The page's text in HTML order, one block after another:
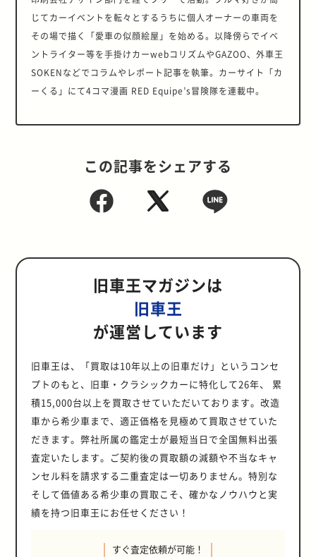
じてカーイベントを転々とするうちに個人オーナーの車両を
その場で描く「愛車の似顔絵屋」を始める。以降傍らでイベ
ントライター等を手掛けカーwebコリズムやGAZOO、外車王
SOKENなどでコラムやレポート記事を執筆。カーサイト「カ
ーくる」にて4コマ漫画 RED Equipe’s冒険隊を連載中。
この記事をシェアする
旧車王マガジンは
旧車王
が運営しています
旧車王は、「買取は10年以上の旧車だけ」というコンセ
プトのもと、旧車・クラシックカーに特化して26年、 累
積15,000台以上を買取させていただいております。改造
車から希少車まで、適正価格を見極めて買取させていた
だきます。弊社所属の鑑定士が最短当日で全国無料出張
査定いたします。ご契約後の買取額の減額や不当なキャ
ンセル料を請求する二重査定は一切ありません。特別な
そして価値ある希少車の買取こそ、確かなノウハウと実
績を持つ旧車王にお任せください！
すぐ査定依頼が可能！